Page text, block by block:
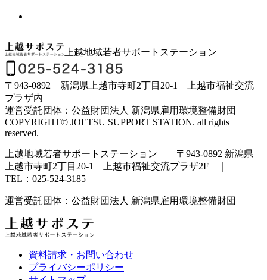
上越地域若者サポートステーション
〒943-0892 新潟県上越市寺町2丁目20-1 上越市福祉交流
プラザ内
運営受託団体：公益財団法人 新潟県雇用環境整備財団
COPYRIGHT© JOETSU SUPPORT STATION. all rights
reserved.
上越地域若者サポートステーション 〒943-0892 新潟県
上越市寺町2丁目20-1 上越市福祉交流プラザ2F ｜
TEL：025-524-3185
運営受託団体：公益財団法人 新潟県雇用環境整備財団
資料請求・お問い合わせ
プライバシーポリシー